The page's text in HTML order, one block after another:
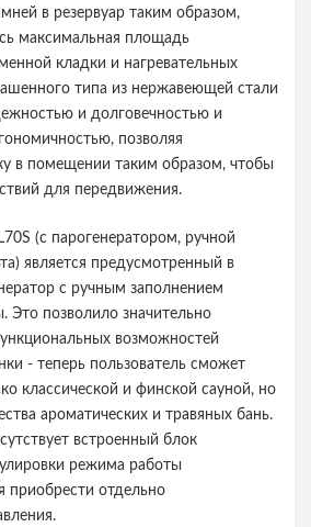
в резервуар таким образом,
максимальная площадь
кладки и нагревательных
типа из нержавеющей стали
и долговечностью и
позволяя
в помещении таким образом, чтобы
для передвижения.
(с парогенератором, ручной
является предусмотренный в
с ручным заполнением
Это позволило значительно
возможностей
- теперь пользователь сможет
классической и финской сауной, но
ароматических и травяных бань.
встроенный блок
режима работы
приобрести отдельно